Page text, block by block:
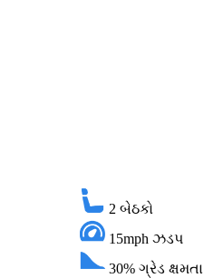
2 બેઠકો
15mph ઝડપ
30% ગ્રેડ ક્ષમતા